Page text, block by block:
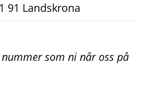
91 Landskrona
som ni når oss på